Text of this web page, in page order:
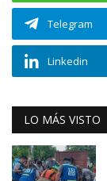
Telegram
Linkedin
LO MÁS VISTO